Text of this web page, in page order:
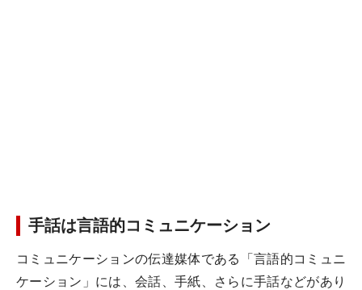
手話は言語的コミュニケーション
コミュニケーションの伝達媒体である「言語的コミュニ
ケーション」には、会話、手紙、さらに手話などがあり